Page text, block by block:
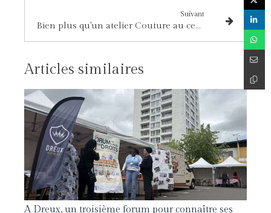
Suivant
Bien plus qu'un atelier Couture au centre social du Lièvre d'Or
Articles similaires
A Dreux, un troisième forum pour connaître ses